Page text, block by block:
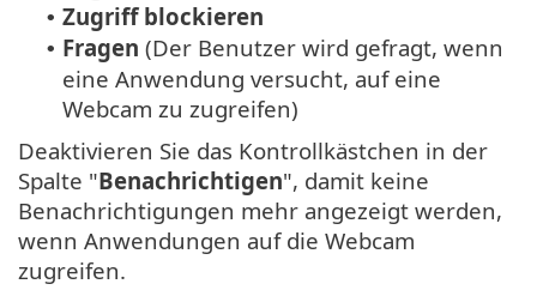
• Zugriff blockieren
• Fragen (Der Benutzer wird gefragt, wenn
eine Anwendung versucht, auf eine
Webcam zu zugreifen)
Deaktivieren Sie das Kontrollkästchen in der
Spalte "Benachrichtigen", damit keine
Benachrichtigungen mehr angezeigt werden,
wenn Anwendungen auf die Webcam
zugreifen.